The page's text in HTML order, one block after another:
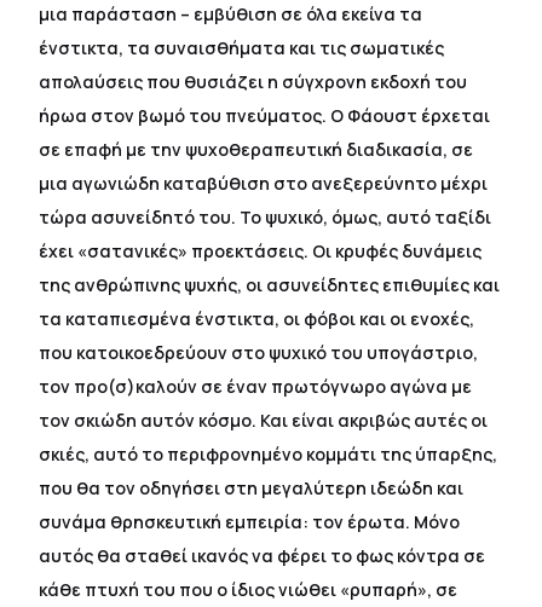
μια παράσταση – εμβύθιση σε όλα εκείνα τα
ένστικτα, τα συναισθήματα και τις σωματικές
απολαύσεις που θυσιάζει η σύγχρονη εκδοχή του
ήρωα στον βωμό του πνεύματος. Ο Φάουστ έρχεται
σε επαφή με την ψυχοθεραπευτική διαδικασία, σε
μια αγωνιώδη καταβύθιση στο ανεξερεύνητο μέχρι
τώρα ασυνείδητό του. Το ψυχικό, όμως, αυτό ταξίδι
έχει «σατανικές» προεκτάσεις. Οι κρυφές δυνάμεις
της ανθρώπινης ψυχής, οι ασυνείδητες επιθυμίες και
τα καταπιεσμένα ένστικτα, οι φόβοι και οι ενοχές,
που κατοικοεδρεύουν στο ψυχικό του υπογάστριο,
τον προ(σ)καλούν σε έναν πρωτόγνωρο αγώνα με
τον σκιώδη αυτόν κόσμο. Και είναι ακριβώς αυτές οι
σκιές, αυτό το περιφρονημένο κομμάτι της ύπαρξης,
που θα τον οδηγήσει στη μεγαλύτερη ιδεώδη και
συνάμα θρησκευτική εμπειρία: τον έρωτα. Μόνο
αυτός θα σταθεί ικανός να φέρει το φως κόντρα σε
κάθε πτυχή του που ο ίδιος νιώθει «ρυπαρή», σε